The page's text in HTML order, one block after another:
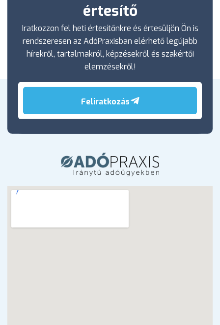
értesítő
Iratkozzon fel heti értesítőnkre és értesüljön Ön is
rendszeresen az AdóPraxisban elérhető legújabb
hírekről, tartalmakról, képzésekről és szakértői
elemzésekről!
Feliratkozás